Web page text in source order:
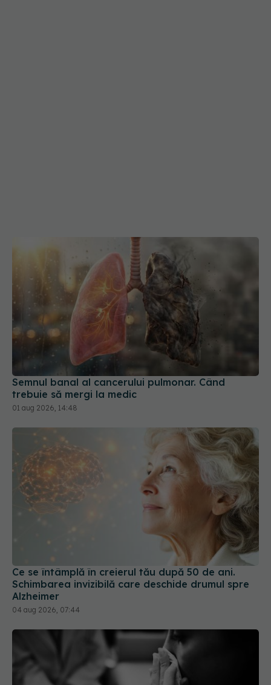
Semnul banal al cancerului pulmonar. Când
trebuie să mergi la medic
Ce se întâmplă în creierul tău după 50 de ani.
Schimbarea invizibilă care deschide drumul spre
Alzheimer